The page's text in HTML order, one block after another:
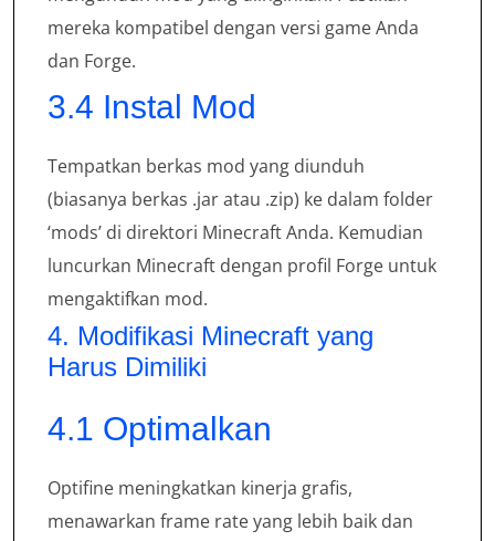
mereka kompatibel dengan versi game Anda
dan Forge.
3.4 Instal Mod
Tempatkan berkas mod yang diunduh
(biasanya berkas .jar atau .zip) ke dalam folder
‘mods’ di direktori Minecraft Anda. Kemudian
luncurkan Minecraft dengan profil Forge untuk
mengaktifkan mod.
4. Modifikasi Minecraft yang
Harus Dimiliki
4.1 Optimalkan
Optifine meningkatkan kinerja grafis,
menawarkan frame rate yang lebih baik dan